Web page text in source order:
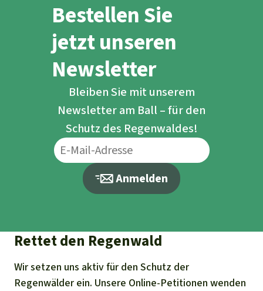
Bestellen Sie
jetzt unseren
Newsletter
Bleiben Sie mit unserem
Newsletter am Ball – für den
Schutz des Regenwaldes!
Anmelden
Rettet den Regenwald
Wir setzen uns aktiv für den Schutz der
Regenwälder ein. Unsere Online-Petitionen wenden